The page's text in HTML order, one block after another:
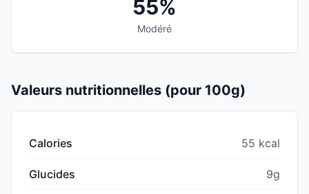
55%
Modéré
Valeurs nutritionnelles (pour 100g)
Calories 55 kcal
Glucides 9g